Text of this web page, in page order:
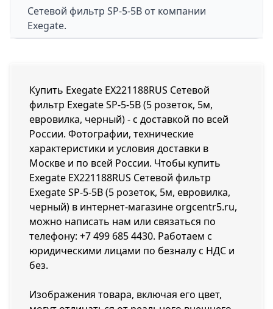
Сетевой фильтр SP-5-5B от компании
Exegate.
Купить Exegate EX221188RUS Сетевой
фильтр Exegate SP-5-5B (5 розеток, 5м,
евровилка, черный) - с доставкой по всей
России. Фотографии, технические
характеристики и условия доставки в
Москве и по всей России. Чтобы купить
Exegate EX221188RUS Сетевой фильтр
Exegate SP-5-5B (5 розеток, 5м, евровилка,
черный) в интернет-магазине orgcentr5.ru,
можно написать нам или связаться по
телефону: +7 499 685 4430. Работаем с
юридическими лицами по безналу с НДС и
без.
Изображения товара, включая его цвет,